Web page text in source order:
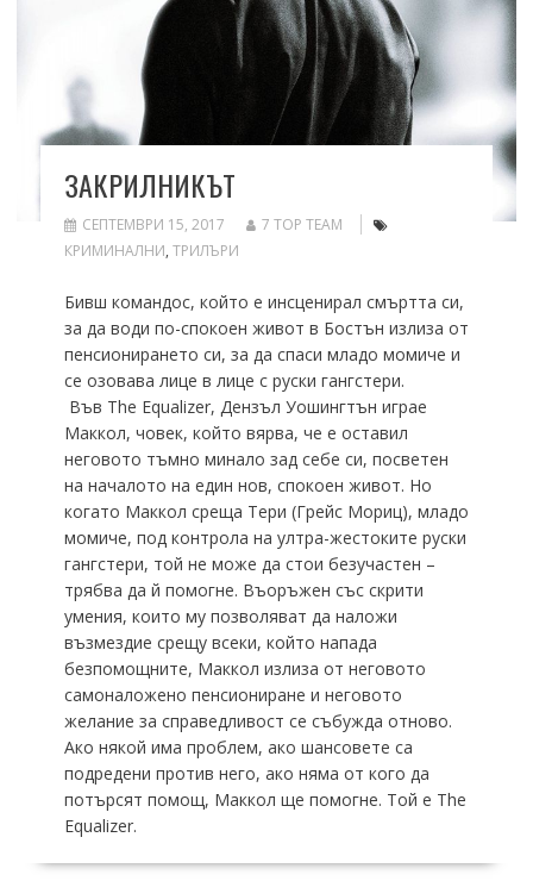
ЗАКРИЛНИКЪТ
СЕПТЕМВРИ 15, 2017
7 TOP TEAM
КРИМИНАЛНИ, ТРИЛЪРИ
Бивш командос, който е инсценирал смъртта си,
за да води по-спокоен живот в Бостън излиза от
пенсионирането си, за да спаси младо момиче и
се озовава лице в лице с руски гангстери.
Във The Equalizer, Дензъл Уошингтън играе
Маккол, човек, който вярва, че е оставил
неговото тъмно минало зад себе си, посветен
на началото на един нов, спокоен живот. Но
когато Маккол среща Тери (Грейс Мориц), младо
момиче, под контрола на ултра-жестоките руски
гангстери, той не може да стои безучастен –
трябва да й помогне. Въоръжен със скрити
умения, които му позволяват да наложи
възмездие срещу всеки, който напада
безпомощните, Маккол излиза от неговото
самоналожено пенсиониране и неговото
желание за справедливост се събужда отново.
Ако някой има проблем, ако шансовете са
подредени против него, ако няма от кого да
потърсят помощ, Маккол ще помогне. Той е The
Equalizer.